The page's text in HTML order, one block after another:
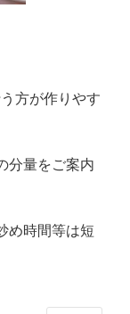
方が作りやす
分量をご案内
め時間等は短